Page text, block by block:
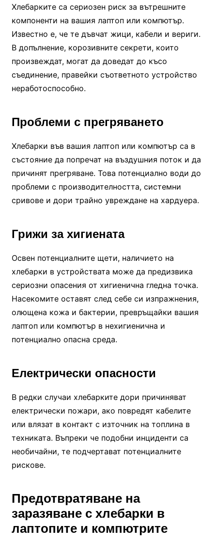
Хлебарките са сериозен риск за вътрешните
компоненти на вашия лаптоп или компютър.
Известно е, че те дъвчат жици, кабели и вериги.
В допълнение, корозивните секрети, които
произвеждат, могат да доведат до късо
съединение, правейки съответното устройство
неработоспособно.
Проблеми с прегряването
Хлебарки във вашия лаптоп или компютър са в
състояние да попречат на въздушния поток и да
причинят прегряване. Това потенциално води до
проблеми с производителността, системни
сривове и дори трайно увреждане на хардуера.
Грижи за хигиената
Освен потенциалните щети, наличието на
хлебарки в устройствата може да предизвика
сериозни опасения от хигиенична гледна точка.
Насекомите оставят след себе си изпражнения,
олющена кожа и бактерии, превръщайки вашия
лаптоп или компютър в нехигиенична и
потенциално опасна среда.
Електрически опасности
В редки случаи хлебарките дори причиняват
електрически пожари, ако повредят кабелите
или влязат в контакт с източник на топлина в
техниката. Въпреки че подобни инциденти са
необичайни, те подчертават потенциалните
рискове.
Предотвратяване на
заразяване с хлебарки в
лаптопите и компютрите